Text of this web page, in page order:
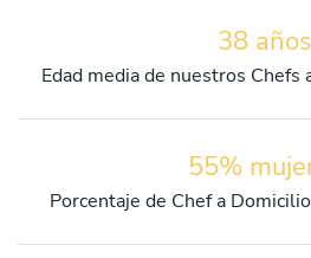
38 años
Edad media de nuestros Chefs
55%
Porcentaje de Chef a